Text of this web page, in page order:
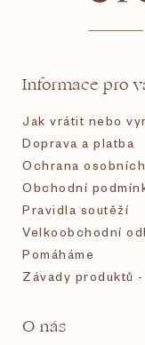
Informace pro
Jak vrátit nebo
Doprava a platba
Ochrana
Obchodní
Pravidla soutěží
Velkoobchodní
Pomáháme
Závady produktů
O nás